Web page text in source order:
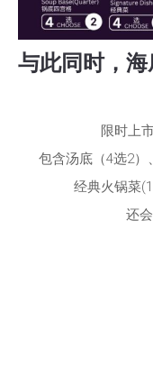
与此同时，
限时上
包含汤底（4选2）
经典火锅菜
还